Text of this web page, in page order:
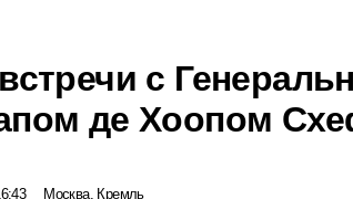
с
де Хоопом
Москва, Кремль